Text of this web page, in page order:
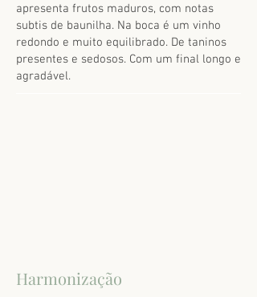
apresenta frutos maduros, com notas
subtis de baunilha. Na boca é um vinho
redondo e muito equilibrado. De taninos
presentes e sedosos. Com um final longo e
agradável.
Harmonização